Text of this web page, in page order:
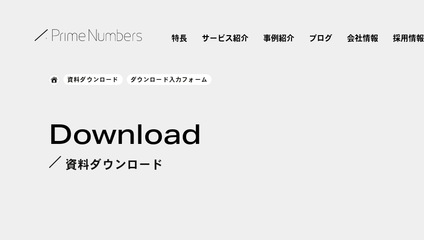
特長 サービス紹介 事例紹介 ブログ 会社情報 採用情報
資料ダウンロード ダウンロード入力フォーム
Download
資料ダウンロード